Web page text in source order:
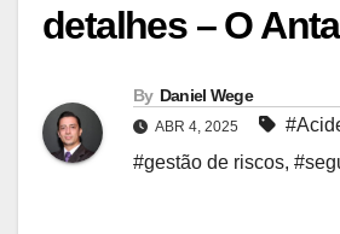
detalhes – O
By Daniel Wege
ABR 4, 2025
#gestão de riscos,